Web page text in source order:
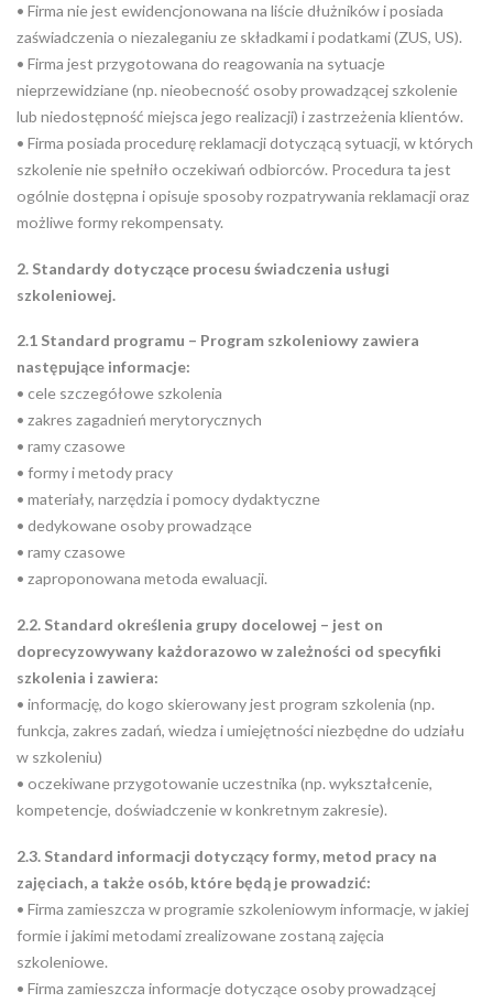
• Firma nie jest ewidencjonowana na liście dłużników i posiada
zaświadczenia o niezaleganiu ze składkami i podatkami (ZUS, US).
• Firma jest przygotowana do reagowania na sytuacje
nieprzewidziane (np. nieobecność osoby prowadzącej szkolenie
lub niedostępność miejsca jego realizacji) i zastrzeżenia klientów.
• Firma posiada procedurę reklamacji dotyczącą sytuacji, w których
szkolenie nie spełniło oczekiwań odbiorców. Procedura ta jest
ogólnie dostępna i opisuje sposoby rozpatrywania reklamacji oraz
możliwe formy rekompensaty.
2. Standardy dotyczące procesu świadczenia usługi
szkoleniowej.
2.1 Standard programu – Program szkoleniowy zawiera
następujące informacje:
• cele szczegółowe szkolenia
• zakres zagadnień merytorycznych
• ramy czasowe
• formy i metody pracy
• materiały, narzędzia i pomocy dydaktyczne
• dedykowane osoby prowadzące
• ramy czasowe
• zaproponowana metoda ewaluacji.
2.2. Standard określenia grupy docelowej – jest on
doprecyzowywany każdorazowo w zależności od specyfiki
szkolenia i zawiera:
• informację, do kogo skierowany jest program szkolenia (np.
funkcja, zakres zadań, wiedza i umiejętności niezbędne do udziału
w szkoleniu)
• oczekiwane przygotowanie uczestnika (np. wykształcenie,
kompetencje, doświadczenie w konkretnym zakresie).
2.3. Standard informacji dotyczący formy, metod pracy na
zajęciach, a także osób, które będą je prowadzić:
• Firma zamieszcza w programie szkoleniowym informacje, w jakiej
formie i jakimi metodami zrealizowane zostaną zajęcia
szkoleniowe.
• Firma zamieszcza informacje dotyczące osoby prowadzącej